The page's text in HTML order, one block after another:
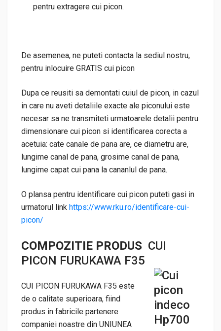
pentru extragere cui picon.
De asemenea, ne puteti contacta la sediul nostru,
pentru inlocuire GRATIS cui picon
Dupa ce reusiti sa demontati cuiul de picon, in cazul
in care nu aveti detaliile exacte ale piconului este
necesar sa ne transmiteti urmatoarele detalii pentru
dimensionare cui picon si identificarea corecta a
acetuia: cate canale de pana are, ce diametru are,
lungime canal de pana, grosime canal de pana,
lungime capat cui pana la cananlul de pana.
O plansa pentru identificare cui picon puteti gasi in
urmatorul link https://www.rku.ro/identificare-cui-
picon/
COMPOZITIE PRODUS CUI
PICON FURUKAWA F35
CUI PICON FURUKAWA F35 este
de o calitate superioara, fiind
produs in fabricile partenere
companiei noastre din UNIUNEA